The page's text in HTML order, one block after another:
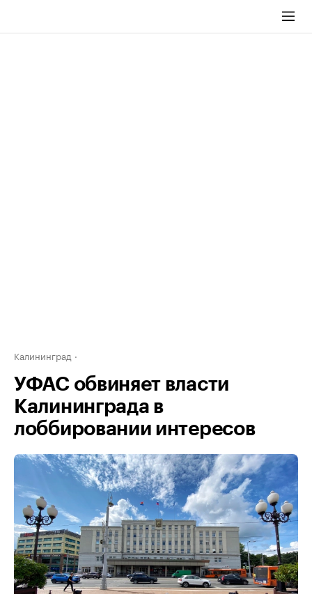
Калининград
УФАС обвиняет власти
Калининграда в
лоббировании интересов